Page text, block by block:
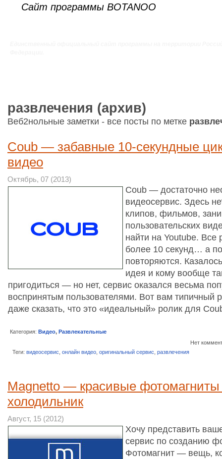
Сайт программы BOTANOO
развлечения (архив)
Веб2нольные заметки - все посты по метке
Coub — забавные 10-секундные
видео
Октябрь, 07 (2013)
Coub — достаточно
видеосервис. Здесь
клипов, фильмов,
пользовательских
найти на Youtube. Все
более 10 секунд… а
повторяются.
идея и кому вообще
пригодиться — но нет, сервис оказался весьма
воспринятым пользователями. Вот вам типичный
даже сказать, что это «идеальный» ролик для
Категория: Видео, Развлекательные
Нет
Теги: видеосервис онлайн видео оригинальный сервис развлечения
Magnetto — красивые фотомагниты
холодильник
Август, 15 (2012)
Хочу представить
сервис по созданию
Фотомагнит — вещь,